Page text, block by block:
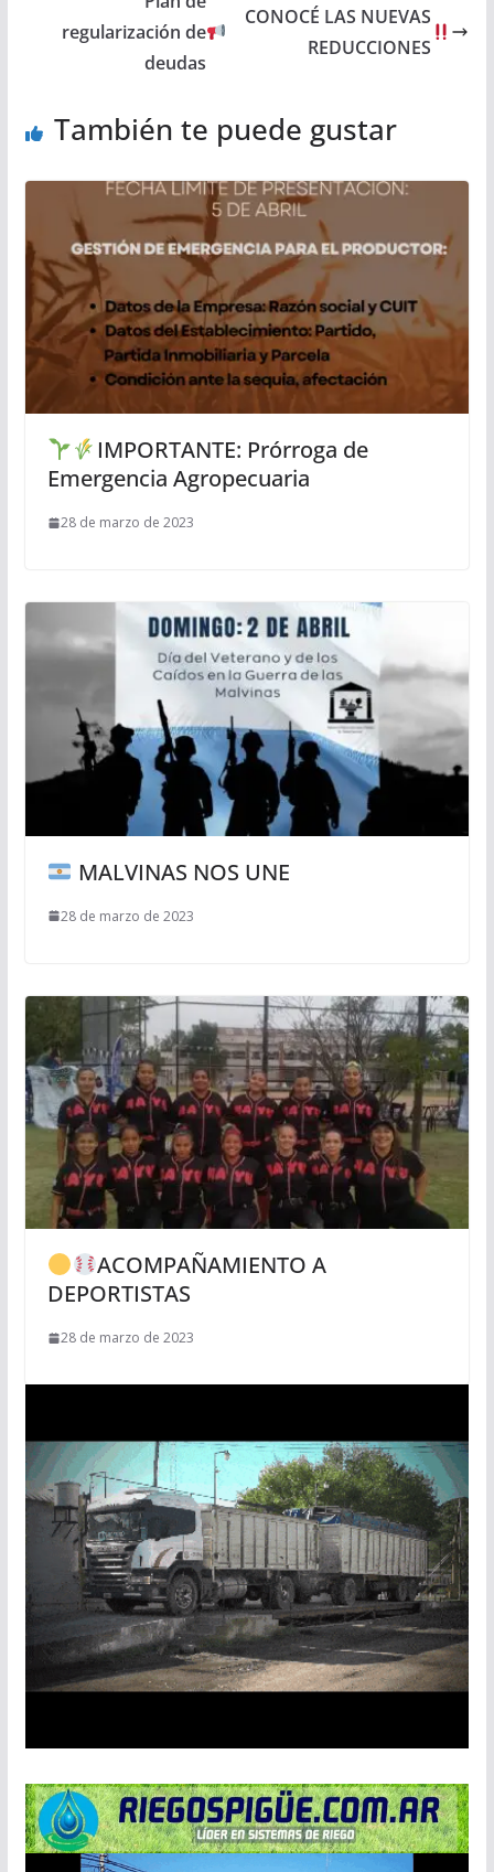
regularización de
deudas
CONOCÉ LAS NUEVAS
REDUCCIONES
También te puede gustar
IMPORTANTE: Prórroga de
Emergencia Agropecuaria
28 de marzo de 2023
MALVINAS NOS UNE
28 de marzo de 2023
ACOMPAÑAMIENTO A
DEPORTISTAS
28 de marzo de 2023